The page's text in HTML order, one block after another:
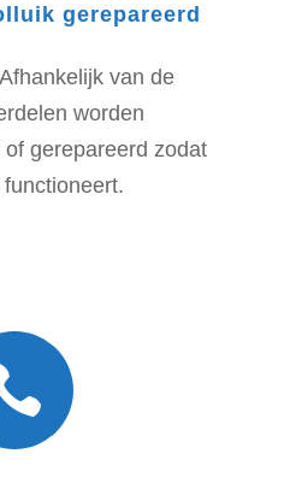
gerepareerd
van de
worden
gerepareerd zodat